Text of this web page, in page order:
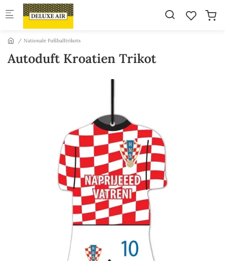
Skip to main content
Nationale Fußballtrikots
Autoduft Kroatien Trikot